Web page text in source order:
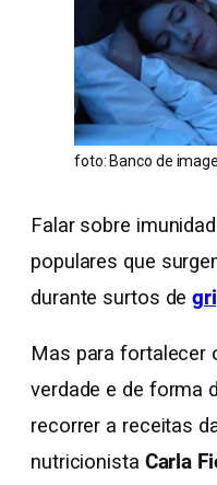
foto: Banco de
Falar sobre
populares que
durante surtos de
Mas para fortalecer
verdade e de forma
recorrer a receitas
nutricionista Carla